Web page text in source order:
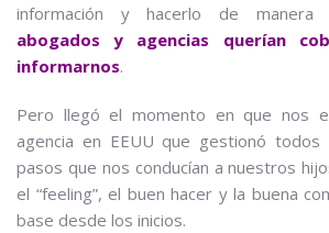
información y hacerlo de manera
abogados y agencias querían
informarnos.
Pero llegó el momento en que nos
agencia en EEUU que gestionó
pasos que nos conducían a nuestros
el “feeling”, el buen hacer y la buena
base desde los inicios.